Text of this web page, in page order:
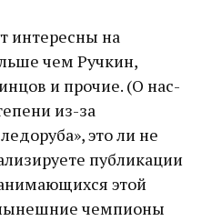
интересны на
чем Ручкин,
и прочие. (О нас-
из-за
это ли не
публикации
этой
чемпионы